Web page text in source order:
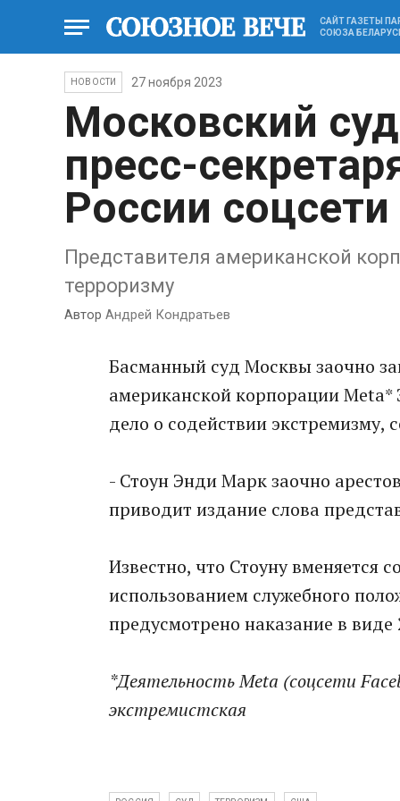
САЙТ ГАЗЕТЫ
СОЮЗА
НОВОСТИ 27 ноября 2023
Московский
пресс-
России
Представителя американской
терроризму
Автор Андрей Кондратьев
Басманный суд Москвы заочно
американской корпорации Meta*
дело о содействии экстремизму,
- Стоун Энди Марк заочно
приводит издание слова
Известно, что Стоуну вменяется
использованием служебного
предусмотрено наказание в виде
*Деятельность Meta (соцсети
экстремистская